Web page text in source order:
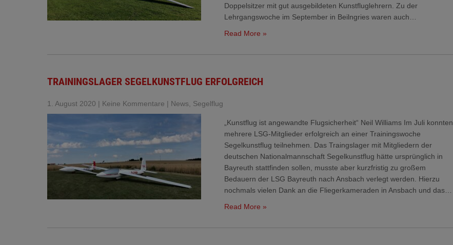
Doppelsitzer mit gut ausgebildeten Kunstfluglehrern. Zu der
Lehrgangswoche im September in Beilngries waren auch…
Read More »
TRAININGSLAGER SEGELKUNSTFLUG ERFOLGREICH
1. August 2020 | Keine Kommentare | News Segelflug
„Kunstflug ist angewandte Flugsicherheit“ Neil Williams Im Juli konnten
mehrere LSG-Mitglieder erfolgreich an einer Trainingswoche
Segelkunstflug teilnehmen. Das Traingslager mit Mitgliedern der
deutschen Nationalmannschaft Segelkunstflug hätte ursprünglich in
Bayreuth stattfinden sollen, musste aber kurzfristig zu großem
Bedauern der LSG Bayreuth nach Ansbach verlegt werden. Hierzu
nochmals vielen Dank an die Fliegerkameraden in Ansbach und das…
Read More »